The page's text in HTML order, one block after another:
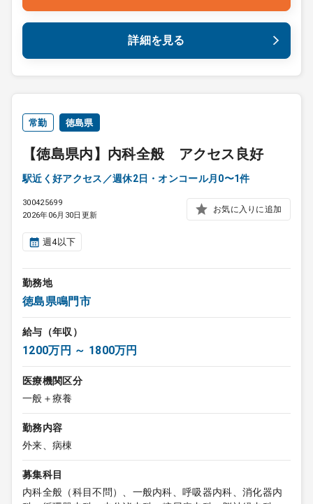
詳細を見る
常勤 徳島県
【徳島県内】内科全般 アクセス良好
駅近く好アクセス／週休2日・オンコール月0〜1件
300425699
2026年06月30日更新
お気に入りに追加
週4以下
勤務地
徳島県鳴門市
給与（年収）
1200万円 ～ 1800万円
医療機関区分
一般＋療養
勤務内容
外来、病棟
募集科目
内科全般（科目不問）、一般内科、呼吸器内科、消化器内